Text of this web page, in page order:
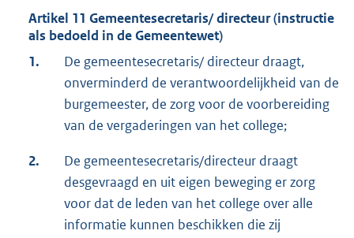
n
k
:
e
l
n
:
Artikel 11 Gemeentesecretaris/ directeur (instructie
als bedoeld in de Gemeentewet)
1.
De gemeentesecretaris/ directeur draagt,
onverminderd de verantwoordelijkheid van de
burgemeester, de zorg voor de voorbereiding
van de vergaderingen van het college;
2.
De gemeentesecretaris/directeur draagt
desgevraagd en uit eigen beweging er zorg
voor dat de leden van het college over alle
informatie kunnen beschikken die zij